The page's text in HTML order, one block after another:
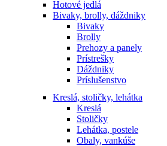
Hotové jedlá
Bivaky, brolly, dáždniky
Bivaky
Brolly
Prehozy a panely
Prístrešky
Dáždniky
Príslušenstvo
Kreslá, stoličky, lehátka
Kreslá
Stoličky
Lehátka, postele
Obaly, vankúše